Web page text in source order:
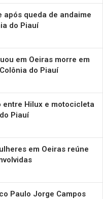
queda de andaime
do Piauí
em Oeiras morre em
do Piauí
Hilux e motocicleta
Piauí
em Oeiras reúne
Paulo Jorge Campos